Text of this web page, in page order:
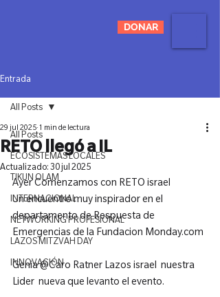
DONAR
Entrada
All Posts
ECOSISTEMAS LOCALES
TIKUN OLAM
INTERNACIONAL
NETWORKING PROFESIONAL
LAZOS MITZVAH DAY
INNOVACIÓN
All Posts
RETO llegó a IL
29 jul 2025 1 min de lectura
Actualizado: 30 jul 2025
Ayer Comenzamos con RETO israel
Un encuentro muy inspirador en el
departamento de Respuesta de
Emergencias de la Fundacion Monday.com
Genia @Caro Ratner Lazos israel  nuestra
Lider  nueva que levanto el evento.